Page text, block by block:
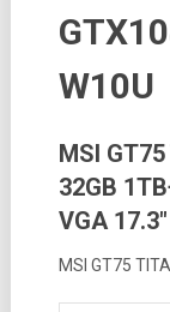
W10U
MSI
32GB
VGA
MSI GT75